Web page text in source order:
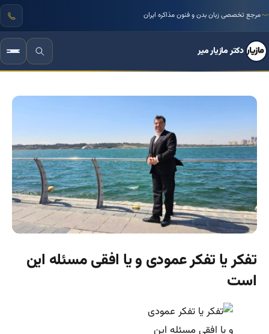
مرجع تخصصی زبان بدن و فنون مذاکره ایران
دکتر مازیار میر
تفکر یا تفکر عمودی و یا افقی مسئله این
است